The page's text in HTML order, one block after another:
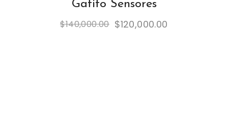
Gatito Sensores
$140,000.00 $120,000.00